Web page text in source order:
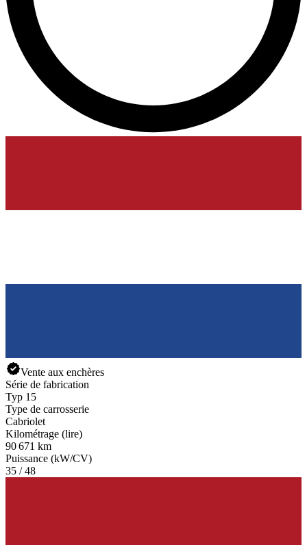
Vente aux enchères
Série de fabrication
Typ 15
Type de carrosserie
Cabriolet
Kilométrage (lire)
90 671 km
Puissance (kW/CV)
35 / 48